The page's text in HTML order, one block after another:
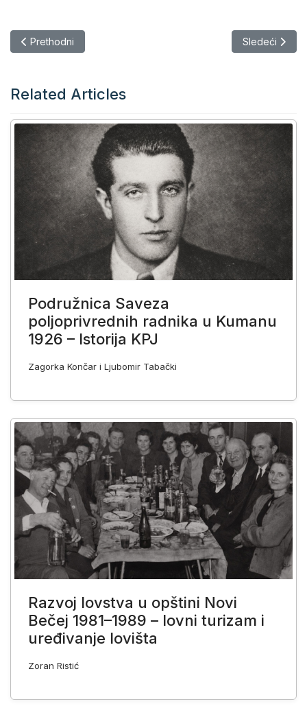
Prethodni članak: Vodoprivredna organizacija „Gornji Banat”
Prethodni Sledeći
Sledeći
Related Articles
Podružnica Saveza
poljoprivrednih radnika u Kumanu
1926 – Istorija KPJ
Zagorka Končar i Ljubomir Tabački
Razvoj lovstva u opštini Novi
Bečej 1981–1989 – lovni turizam i
uređivanje lovišta
Zoran Ristić